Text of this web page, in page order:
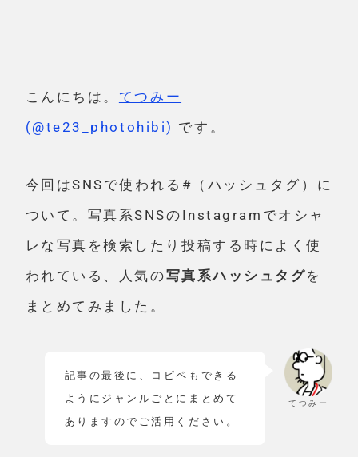
こんにちは。 てつみー
(@te23_photohibi) です。
今回はSNSで使われる#（ハッシュタグ）に
ついて。写真系SNSのInstagramでオシャ
レな写真を検索したり投稿する時によく使
われている、人気の写真系ハッシュタグを
まとめてみました。
てつみー
記事の最後に、コピペもできる
ようにジャンルごとにまとめて
ありますのでご活用ください。